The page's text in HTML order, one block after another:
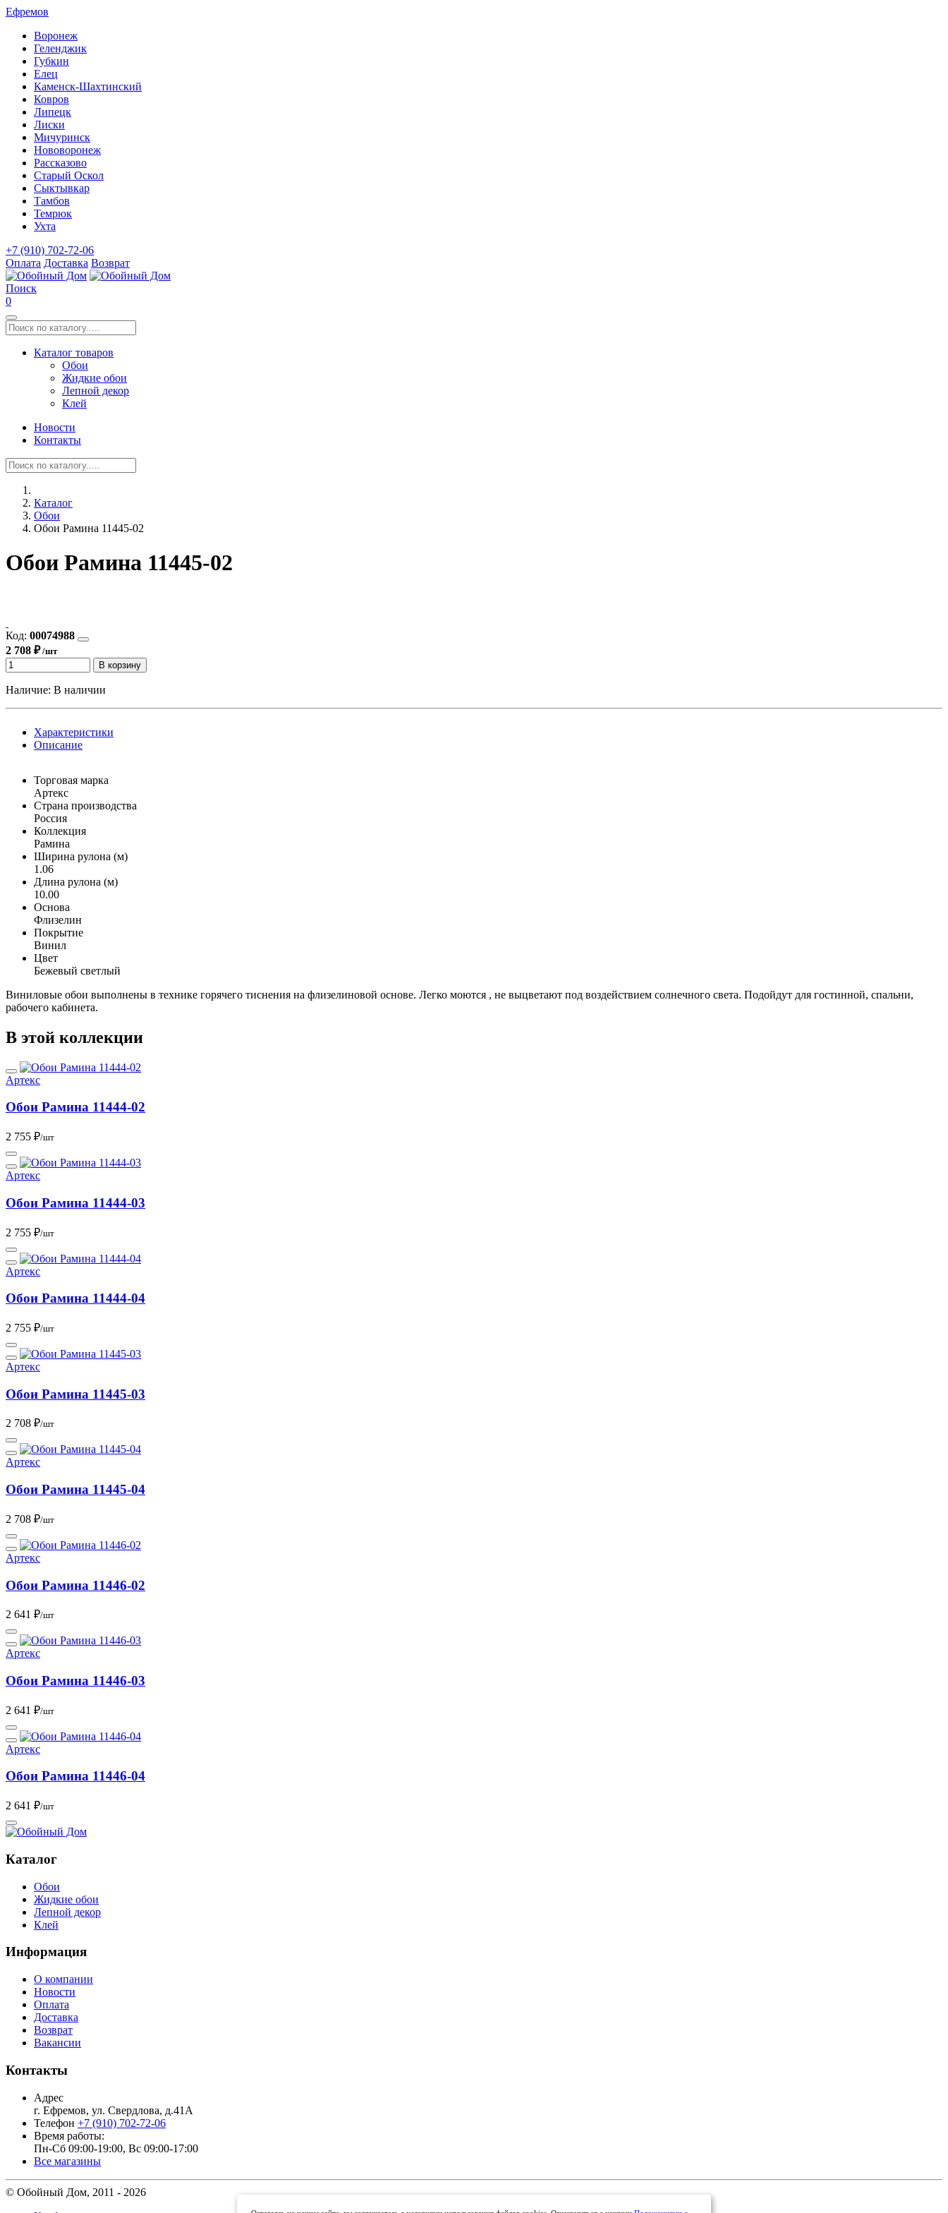
Ефремов
Воронеж
Геленджик
Губкин
Елец
Каменск-Шахтинский
Ковров
Липецк
Лиски
Мичуринск
Нововоронеж
Рассказово
Старый Оскол
Сыктывкар
Тамбов
Темрюк
Ухта
+7 (910) 702-72-06
Оплата Доставка Возврат
Поиск
0
Каталог товаров
Обои
Жидкие обои
Лепной декор
Клей
Новости
Контакты
Каталог
Обои
Обои Рамина 11445-02
Обои Рамина 11445-02
Код: 00074988
2 708 ₽/шт
В корзину
Наличие: В наличии
Характеристики
Описание
Торговая марка
Артекс
Страна производства
Россия
Коллекция
Рамина
Ширина рулона (м)
1.06
Длина рулона (м)
10.00
Основа
Флизелин
Покрытие
Винил
Цвет
Бежевый светлый
Виниловые обои выполнены в технике горячего тиснения на флизелиновой основе. Легко моются , не выцветают под воздействием солнечного света. Подойдут для гостинной, спальни,
рабочего кабинета.
В этой коллекции
Артекс
Обои Рамина 11444-02
2 755 ₽/шт
Артекс
Обои Рамина 11444-03
2 755 ₽/шт
Артекс
Обои Рамина 11444-04
2 755 ₽/шт
Артекс
Обои Рамина 11445-03
2 708 ₽/шт
Артекс
Обои Рамина 11445-04
2 708 ₽/шт
Артекс
Обои Рамина 11446-02
2 641 ₽/шт
Артекс
Обои Рамина 11446-03
2 641 ₽/шт
Артекс
Обои Рамина 11446-04
2 641 ₽/шт
Каталог
Обои
Жидкие обои
Лепной декор
Клей
Информация
О компании
Новости
Оплата
Доставка
Возврат
Вакансии
Контакты
Адрес
г. Ефремов, ул. Свердлова, д.41А
Телефон +7 (910) 702-72-06
Время работы:
Пн-Сб 09:00-19:00, Вс 09:00-17:00
Все магазины
© Обойный Дом, 2011 - 2026